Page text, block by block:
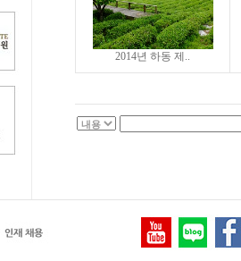
2014년 하동 제..